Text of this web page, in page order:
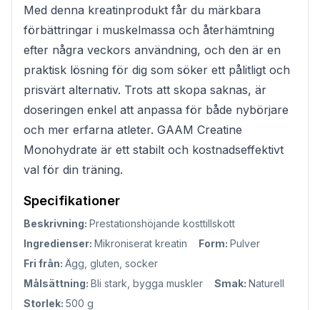
Med denna kreatinprodukt får du märkbara
förbättringar i muskelmassa och återhämtning
efter några veckors användning, och den är en
praktisk lösning för dig som söker ett pålitligt och
prisvärt alternativ. Trots att skopa saknas, är
doseringen enkel att anpassa för både nybörjare
och mer erfarna atleter. GAAM Creatine
Monohydrate är ett stabilt och kostnadseffektivt
val för din träning.
Specifikationer
Beskrivning: Prestationshöjande kosttillskott
Ingredienser: Mikroniserat kreatin Form: Pulver
Fri från: Ägg, gluten, socker
Målsättning: Bli stark, bygga muskler Smak: Naturell
Storlek: 500 g